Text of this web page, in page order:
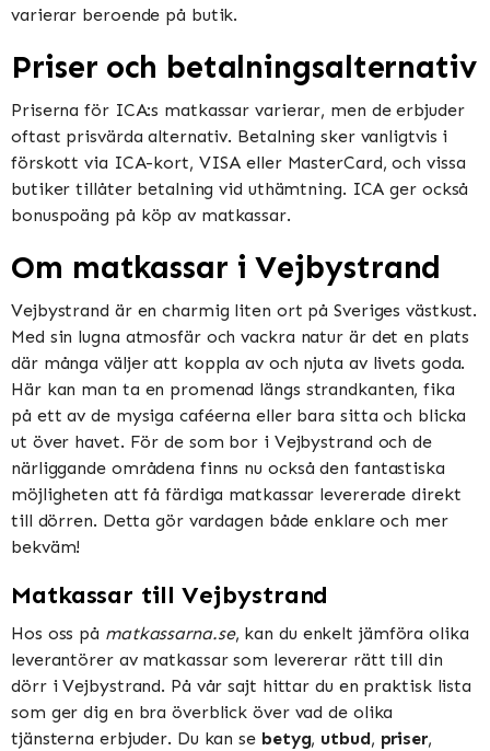
varierar beroende på butik​​​​.
Priser och betalningsalternativ
Priserna för ICA:s matkassar varierar, men de erbjuder
oftast prisvärda alternativ. Betalning sker vanligtvis i
förskott via ICA-kort, VISA eller MasterCard, och vissa
butiker tillåter betalning vid uthämtning. ICA ger också
bonuspoäng på köp av matkassar​​.
Om matkassar i Vejbystrand
Vejbystrand är en charmig liten ort på Sveriges västkust.
Med sin lugna atmosfär och vackra natur är det en plats
där många väljer att koppla av och njuta av livets goda.
Här kan man ta en promenad längs strandkanten, fika
på ett av de mysiga caféerna eller bara sitta och blicka
ut över havet. För de som bor i Vejbystrand och de
närliggande områdena finns nu också den fantastiska
möjligheten att få färdiga matkassar levererade direkt
till dörren. Detta gör vardagen både enklare och mer
bekväm!
Matkassar till Vejbystrand
Hos oss på matkassarna.se, kan du enkelt jämföra olika
leverantörer av matkassar som levererar rätt till din
dörr i Vejbystrand. På vår sajt hittar du en praktisk lista
som ger dig en bra överblick över vad de olika
tjänsterna erbjuder. Du kan se betyg, utbud, priser,